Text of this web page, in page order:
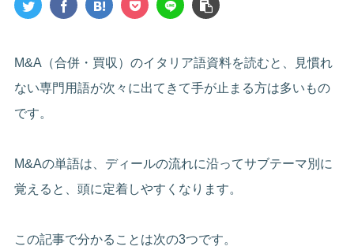
M&A（合併・買収）のイタリア語資料を読むと、見慣れ
ない専門用語が次々に出てきて手が止まる方は多いもの
です。
M&Aの単語は、ディールの流れに沿ってサブテーマ別に
覚えると、頭に定着しやすくなります。
この記事で分かることは次の3つです。